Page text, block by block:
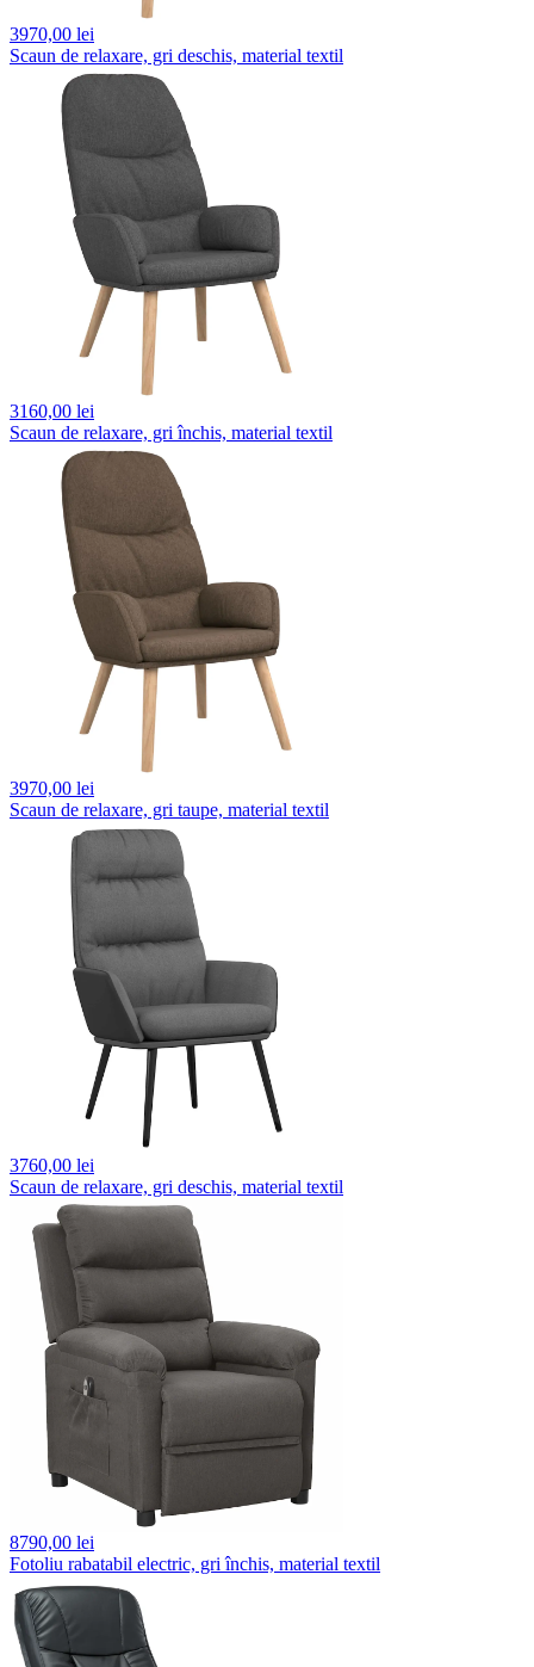
3970,00 lei
Scaun de relaxare, gri deschis, material textil
3160,00 lei
Scaun de relaxare, gri închis, material textil
3970,00 lei
Scaun de relaxare, gri taupe, material textil
3760,00 lei
Scaun de relaxare, gri deschis, material textil
8790,00 lei
Fotoliu rabatabil electric, gri închis, material textil